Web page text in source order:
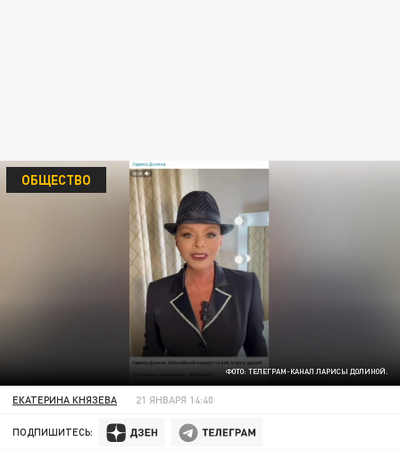
ФОТО: ТЕЛЕГРАМ-КАНАЛ ЛАРИСЫ ДОЛИНОЙ.
ОБЩЕСТВО
ЕКАТЕРИНА КНЯЗЕВА 21 ЯНВАРЯ 14:40
ПОДПИШИТЕСЬ: